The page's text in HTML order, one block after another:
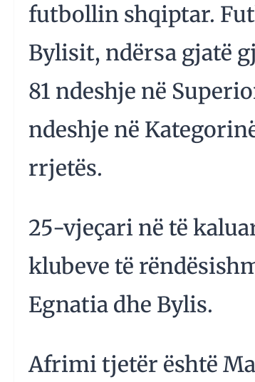
futbollin shqiptar.
Bylisit, ndërsa gjatë
81 ndeshje në
ndeshje në
rrjetës.
25-vjeçari në të
klubeve të
Egnatia dhe Bylis.
Afrimi tjetër është